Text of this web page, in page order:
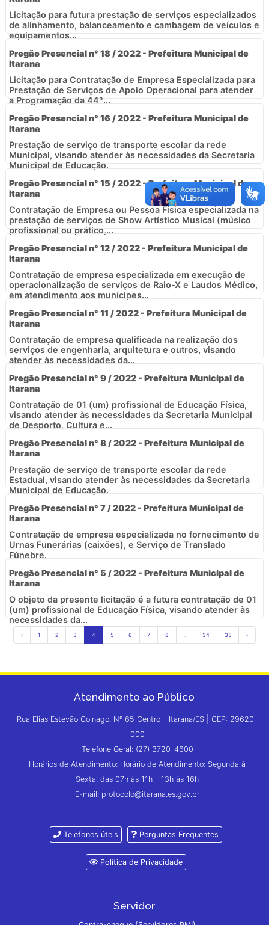
Licitação para futura prestação de serviços especializados
de alinhamento, balanceamento e cambagem de veículos e
equipamentos...
Pregão Presencial n° 18 / 2022 - Prefeitura Municipal de
Itarana
Licitação para Contratação de Empresa Especializada para
Prestação de Serviços de Apoio Operacional para atender
a Programação da 44ª...
Pregão Presencial n° 16 / 2022 - Prefeitura Municipal de
Itarana
Prestação de serviço de transporte escolar da rede
Municipal, visando atender às necessidades da Secretaria
Municipal de Educação.
Pregão Presencial n° 15 / 2022 - Prefeitura Municipal de
Itarana
Contratação de Empresa ou Pessoa Física especializada na
prestação de serviços de Show Artístico Musical (músico
profissional ou prático,...
Pregão Presencial n° 12 / 2022 - Prefeitura Municipal de
Itarana
Contratação de empresa especializada em execução de
operacionalização de serviços de Raio-X e Laudos Médico,
em atendimento aos munícipes...
Pregão Presencial n° 11 / 2022 - Prefeitura Municipal de
Itarana
Contratação de empresa qualificada na realização dos
serviços de engenharia, arquitetura e outros, visando
atender às necessidades da...
Pregão Presencial n° 9 / 2022 - Prefeitura Municipal de
Itarana
Contratação de 01 (um) profissional de Educação Física,
visando atender às necessidades da Secretaria Municipal
de Desporto, Cultura e...
Pregão Presencial n° 8 / 2022 - Prefeitura Municipal de
Itarana
Prestação de serviço de transporte escolar da rede
Estadual, visando atender às necessidades da Secretaria
Municipal de Educação.
Pregão Presencial n° 7 / 2022 - Prefeitura Municipal de
Itarana
Contratação de empresa especializada no fornecimento de
Urnas Funerárias (caixões), e Serviço de Translado
Fúnebre.
Pregão Presencial n° 5 / 2022 - Prefeitura Municipal de
Itarana
O objeto da presente licitação é a futura contratação de 01
(um) profissional de Educação Física, visando atender às
necessidades da...
‹ 1 2 3 4 5 6 7 8 34 35 ›
Atendimento ao Público
Rua Elias Estevão Colnago, Nº 65 Centro - Itarana/ES | CEP: 29620-
000
Telefone Geral: (27) 3720-4600
Horários de Atendimento: Horário de Atendimento: Segunda à
Sexta, das 07h às 11h - 13h às 16h
E-mail: protocolo@itarana.es.gov.br
Telefones úteis Perguntas Frequentes
Política de Privacidade
Servidor